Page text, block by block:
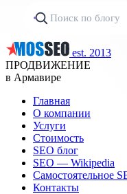
est. 2013
ПРОДВИЖЕНИЕ
в Армавире
Главная
О компании
Услуги
Стоимость
SEO блог
SEO — Wikipedia
Самостоятельное
Контакты